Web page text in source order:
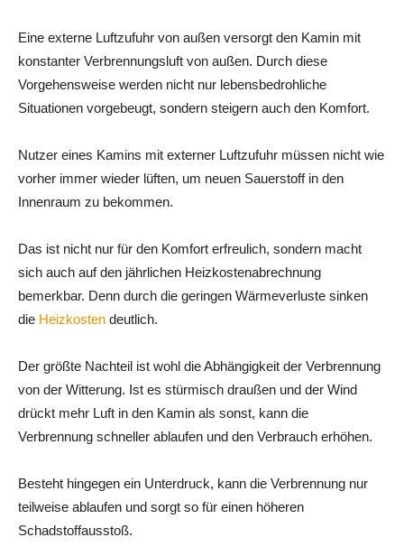
Eine externe Luftzufuhr von außen versorgt den Kamin mit
konstanter Verbrennungsluft von außen. Durch diese
Vorgehensweise werden nicht nur lebensbedrohliche
Situationen vorgebeugt, sondern steigern auch den Komfort.
Nutzer eines Kamins mit externer Luftzufuhr müssen nicht wie
vorher immer wieder lüften, um neuen Sauerstoff in den
Innenraum zu bekommen.
Das ist nicht nur für den Komfort erfreulich, sondern macht
sich auch auf den jährlichen Heizkostenabrechnung
bemerkbar. Denn durch die geringen Wärmeverluste sinken
die Heizkosten deutlich.
Der größte Nachteil ist wohl die Abhängigkeit der Verbrennung
von der Witterung. Ist es stürmisch draußen und der Wind
drückt mehr Luft in den Kamin als sonst, kann die
Verbrennung schneller ablaufen und den Verbrauch erhöhen.
Besteht hingegen ein Unterdruck, kann die Verbrennung nur
teilweise ablaufen und sorgt so für einen höheren
Schadstoffausstoß.